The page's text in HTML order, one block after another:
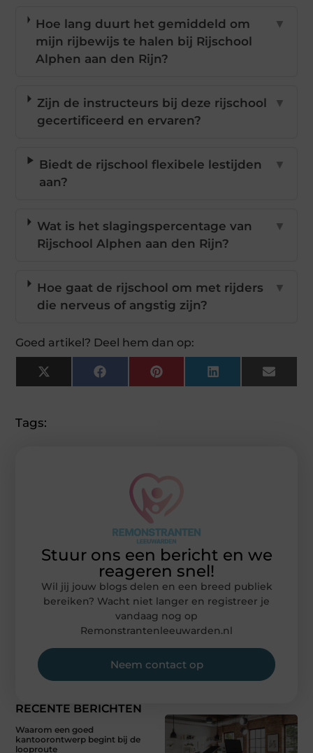
Hoe lang duurt het gemiddeld om
mijn rijbewijs te halen bij Rijschool
Alphen aan den Rijn?
▼
Zijn de instructeurs bij deze rijschool
gecertificeerd en ervaren?
▼
Biedt de rijschool flexibele lestijden
aan?
▼
Wat is het slagingspercentage van
Rijschool Alphen aan den Rijn?
▼
Hoe gaat de rijschool om met rijders
die nerveus of angstig zijn?
▼
Goed artikel? Deel hem dan op:
X
(Twitter)
FacebookPinterestLinkedInEmail
Tags:
RECENTE BERICHTEN
Waarom een goed
kantoorontwerp begint bij de
looproute
Stuur ons een bericht en we
reageren snel!
Wil jij jouw blogs delen en een breed publiek
bereiken? Wacht niet langer en registreer je
vandaag nog op
Remonstrantenleeuwarden.nl
Neem contact op